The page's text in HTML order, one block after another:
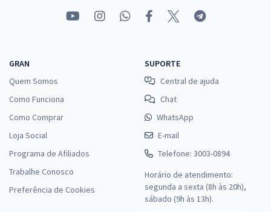
GRAN
Quem Somos
Como Funciona
Como Comprar
Loja Social
Programa de Afiliados
Trabalhe Conosco
Preferência de Cookies
SUPORTE
Central de ajuda
Chat
WhatsApp
E-mail
Telefone: 3003-0894
Horário de atendimento:
segunda a sexta (8h às 20h),
sábado (9h às 13h).